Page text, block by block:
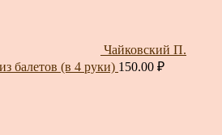
Чайковский П.
балетов (в 4 руки) 150.00 ₽